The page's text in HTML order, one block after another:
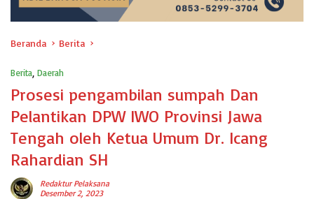
Beranda Berita
Berita Daerah
Prosesi pengambilan sumpah Dan
Pelantikan DPW IWO Provinsi Jawa
Tengah oleh Ketua Umum Dr. Icang
Rahardian SH
Redaktur Pelaksana
Desember 2, 2023